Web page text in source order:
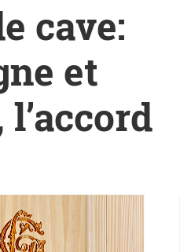
cave:
et